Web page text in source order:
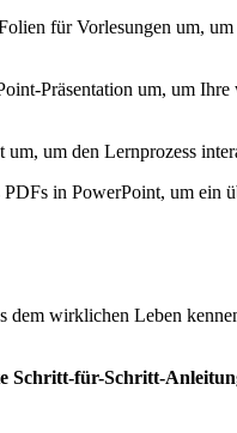
für Vorlesungen um,
Präsentation um, um
um den Lernprozess
in PowerPoint, um ein
wirklichen Leben
Schritt-für-Schritt-